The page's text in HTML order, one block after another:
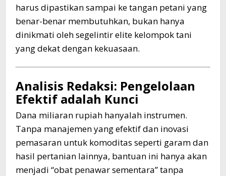
harus dipastikan sampai ke tangan petani yang
benar-benar membutuhkan, bukan hanya
dinikmati oleh segelintir elite kelompok tani
yang dekat dengan kekuasaan.
Analisis Redaksi: Pengelolaan
Efektif adalah Kunci
Dana miliaran rupiah hanyalah instrumen.
Tanpa manajemen yang efektif dan inovasi
pemasaran untuk komoditas seperti garam dan
hasil pertanian lainnya, bantuan ini hanya akan
menjadi “obat penawar sementara” tanpa